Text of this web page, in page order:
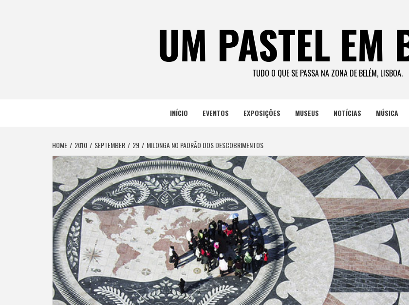
UM PASTEL EM
TUDO O QUE SE PASSA NA ZONA DE BELÉM, LISBOA.
INÍCIO EVENTOS EXPOSIÇÕES MUSEUS NOTÍCIAS MÚSICA
HOME 2010 SEPTEMBER 29 MILONGA NO PADRÃO DOS DESCOBRIMENTOS